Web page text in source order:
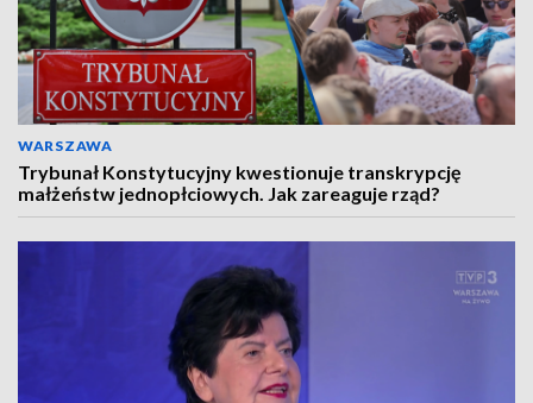
WARSZAWA
Trybunał Konstytucyjny kwestionuje transkrypcję
małżeństw jednopłciowych. Jak zareaguje rząd?